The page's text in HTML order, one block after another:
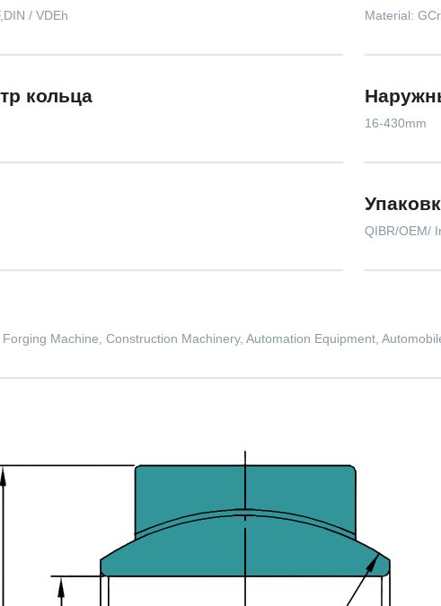
/ VDEh Material:
кольца
16-430mm
QIBR/OEM/
Machine, Construction Machinery, Automation Equipment,